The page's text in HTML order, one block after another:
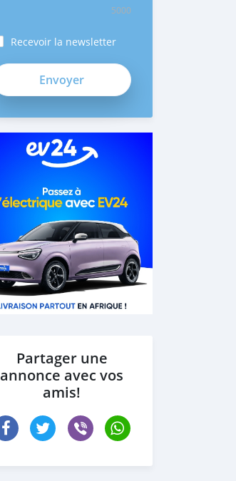
5000
Recevoir la newsletter
Partager une
annonce avec vos
amis!